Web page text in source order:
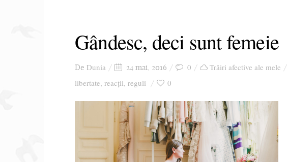
Gândesc, deci sunt femeie
De Dunia 24 mai, 2016 0 Trăiri afective ale mele
libertate, reacții, reguli 0